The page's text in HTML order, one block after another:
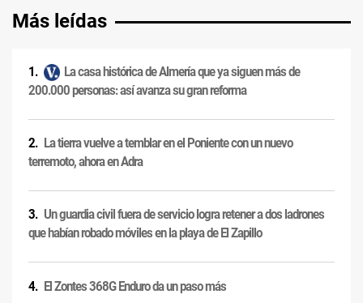
Más leídas
La casa histórica de Almería que ya siguen más de
200.000 personas: así avanza su gran reforma
La tierra vuelve a temblar en el Poniente con un nuevo
terremoto, ahora en Adra
Un guardia civil fuera de servicio logra retener a dos ladrones
que habían robado móviles en la playa de El Zapillo
El Zontes 368G Enduro da un paso más